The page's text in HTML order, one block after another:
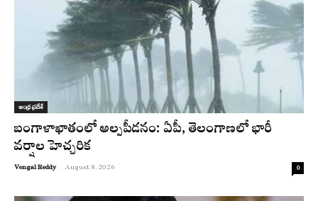
ఆంధ్ర ప్రదేశ్
బంగాళాఖాతంలో అల్పపీడనం: ఏపీ, తెలంగాణలో భారీ
వర్షాల హెచ్చరిక
Vengal Reddy - August 8, 2026 0